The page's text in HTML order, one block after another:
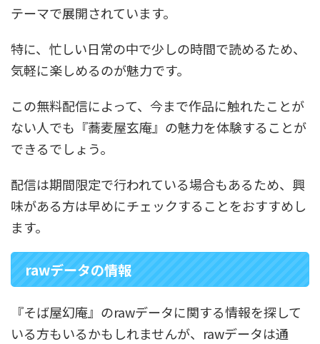
テーマで展開されています。
特に、忙しい日常の中で少しの時間で読めるため、
気軽に楽しめるのが魅力です。
この無料配信によって、今まで作品に触れたことが
ない人でも『蕎麦屋玄庵』の魅力を体験することが
できるでしょう。
配信は期間限定で行われている場合もあるため、興
味がある方は早めにチェックすることをおすすめし
ます。
rawデータの情報
『そば屋幻庵』のrawデータに関する情報を探して
いる方もいるかもしれませんが、rawデータは通